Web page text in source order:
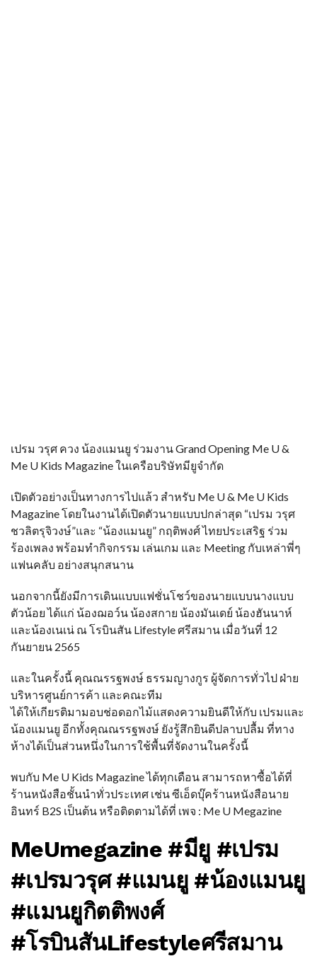
เปรม วรุศ ควง น้องแมนยู ร่วมงาน Grand Opening Me U &
Me U Kids Magazine ในเครือบริษัทมียูจำกัด
เปิดตัวอย่างเป็นทางการไปแล้ว สำหรับ Me U & Me U Kids
Magazine โดยในงานได้เปิดตัวนายแบบปกล่าสุด “เปรม วรุศ
ชวลิตรุจิวงษ์”และ “น้องแมนยู” กฤติพงศ์ ไทยประเสริฐ ร่วม
ร้องเพลง พร้อมทำกิจกรรม เล่นเกม และ Meeting กับเหล่าพี่ๆ
แฟนคลับ อย่างสนุกสนาน
นอกจากนี้ยังมีการเดินแบบแฟชั่นโชว์ของนายแบบนางแบบ
ตัวน้อย ได้แก่ น้องฌอว์น น้องสกาย น้องมันเดย์ น้องฮันนาห์
และน้องเนเน่ ณ โรบินสัน Lifestyle ศรีสมาน เมื่อวันที่ 12
กันยายน 2565
และในครั้งนี้ คุณณรรฐพงษ์ ธรรมญางกูร ผู้จัดการทั่วไป ฝ่าย
บริหารศูนย์การค้า และคณะทีม
ได้ให้เกียรติมามอบช่อดอกไม้แสดงความยินดีให้กับ เปรมและ
น้องแมนยู อีกทั้งคุณณรรฐพงษ์ ยังรู้สึกยินดีปลาบปลื้ม ที่ทาง
ห้างได้เป็นส่วนหนึ่งในการใช้พื้นที่จัดงานในครั้งนี้
พบกับ Me U Kids Magazine ได้ทุกเดือน สามารถหาซื้อได้ที่
ร้านหนังสือชั้นนำทั่วประเทศ เช่น ซีเอ็ดบุ๊คร้านหนังสือนาย
อินทร์ B2S เป็นต้น หรือติดตามได้ที่ เพจ : Me U Megazine
MeUmegazine #มียู #เปรม
#เปรมวรุศ #แมนยู #น้องแมนยู
#แมนยูกิตติพงศ์
#โรบินสันLifestyleศรีสมาน